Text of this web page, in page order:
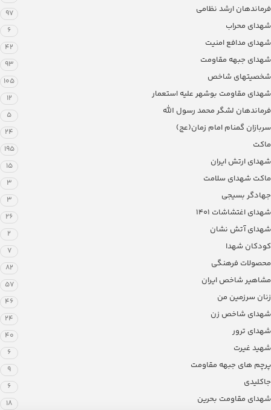
فرماندهان ارشد نظامی 97
شهدای محراب 6
شهدای مدافع امنیت 42
شهدای جبهه مقاومت 93
شخصیتهای شاخص 105
شهدای مقاومت بوشهر علیه استعمار 12
فرماندهان لشگر محمد رسول الله 5
سربازان گمنام امام زمان(عج) 24
ماکت 195
شهدای ارتش ایران 15
ماکت شهدای سلامت 3
جهادگر بسیجی 3
شهدای اغتشاشات 1401 26
شهدای آتش نشان 2
کودکان شهدا 7
محصولات فرهنگی 82
مشاهیر شاخص ایران 57
زنان سرزمین من 46
شهدای شاخص زن 24
شهدای ترور 40
شهید غیرت 6
پرچم های جبهه مقاومت 9
جاکلیدی 6
شهدای مقاومت بحرین 18